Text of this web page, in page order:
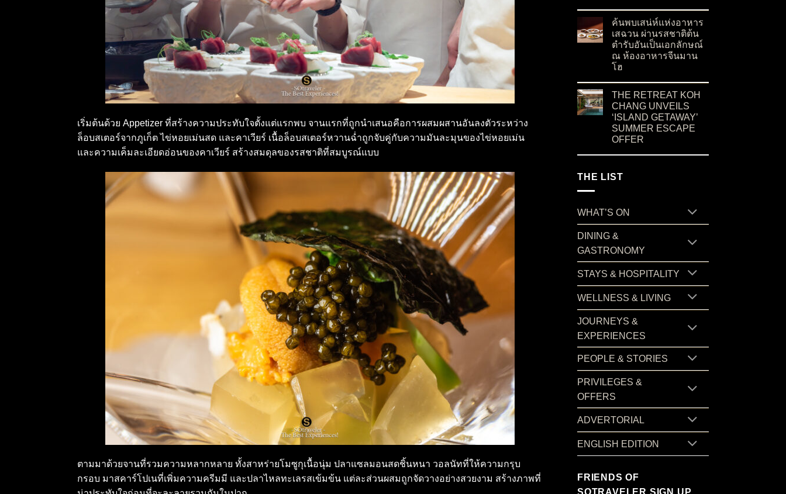
เริ่มต้นด้วย Appetizer ที่สร้างความประทับใจตั้งแต่แรกพบ จานแรกที่ถูกนำเสนอคือการผสมผสานอันลงตัวระหว่าง
ล็อบสเตอร์จากภูเก็ต ไข่หอยเม่นสด และคาเวียร์ เนื้อล็อบสเตอร์หวานฉ่ำถูกจับคู่กับความมันละมุนของไข่หอยเม่น
และความเค็มละเอียดอ่อนของคาเวียร์ สร้างสมดุลของรสชาติที่สมบูรณ์แบบ
ตามมาด้วยจานที่รวมความหลากหลาย ทั้งสาหร่ายโมซูกุเนื้อนุ่ม ปลาแซลมอนสดชิ้นหนา วอลนัทที่ให้ความกรุบ
กรอบ มาสคาร์โปเนที่เพิ่มความครีมมี และปลาไหลทะเลรสเข้มข้น แต่ละส่วนผสมถูกจัดวางอย่างสวยงาม สร้างภาพที่
ค้นพบเสน่ห์แห่งอาหาร
เสฉวน ผ่านรสชาติต้น
ตำรับอันเป็นเอกลักษณ์
ณ ห้องอาหารจีนมาน
โฮ
THE RETREAT KOH
CHANG UNVEILS
‘ISLAND GETAWAY’
SUMMER ESCAPE
OFFER
THE LIST
WHAT’S ON
DINING &
GASTRONOMY
STAYS & HOSPITALITY
WELLNESS & LIVING
JOURNEYS &
EXPERIENCES
PEOPLE & STORIES
PRIVILEGES &
OFFERS
ADVERTORIAL
ENGLISH EDITION
FRIENDS OF
SOTRAVELER SIGN UP